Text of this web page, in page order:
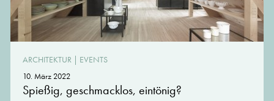
ARCHITEKTUR | EVENTS
10. März 2022
Spießig, geschmacklos, eintönig?